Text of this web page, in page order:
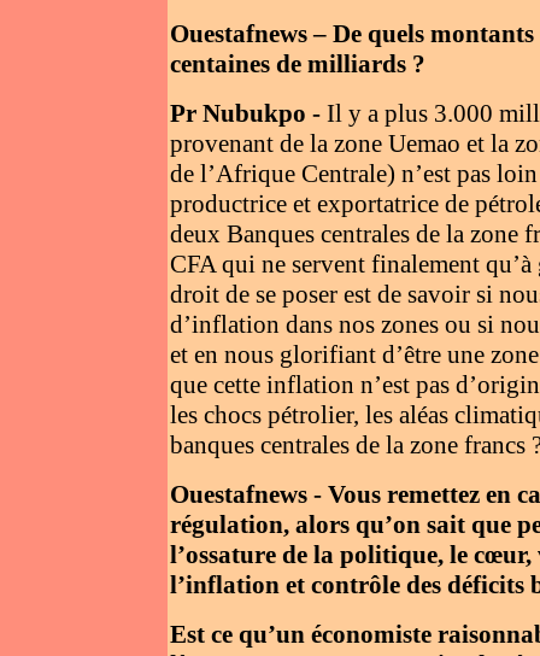
Ouestafnews – De quels
centaines de milliards ?
Pr Nubukpo - Il y a plus 3.000
provenant de la zone Uemao et la
de l’Afrique Centrale) n’est pas
productrice et exportatrice de
deux Banques centrales de la zone
CFA qui ne servent finalement
droit de se poser est de savoir si
d’inflation dans nos zones ou si
et en nous glorifiant d’être une
que cette inflation n’est pas
les chocs pétrolier, les aléas
banques centrales de la zone francs
Ouestafnews - Vous remettez en
régulation, alors qu’on sait que
l’ossature de la politique, le
l’inflation et contrôle des déficits
Est ce qu’un économiste